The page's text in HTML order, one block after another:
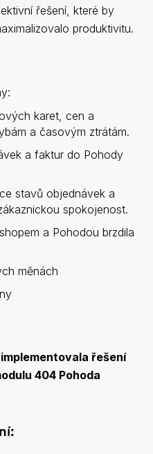
řešení, které by
produktivitu.
karet, cen a
a časovým ztrátám.
a faktur do Pohody
stavů objednávek a
spokojenost.
a Pohodou brzdila
měnách
řešení
404 Pohoda